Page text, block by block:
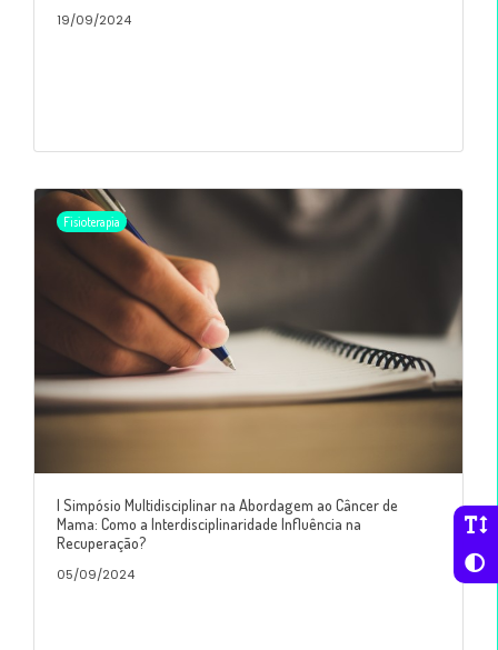
19/09/2024
Fisioterapia
I Simpósio Multidisciplinar na Abordagem ao Câncer de
Mama: Como a Interdisciplinaridade Influência na
Recuperação?
05/09/2024